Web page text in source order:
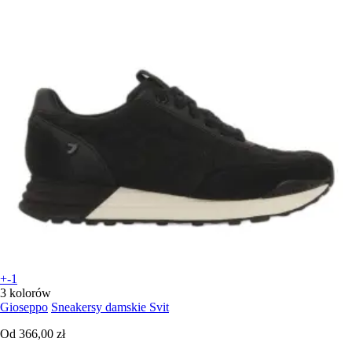
+-1
3 kolorów
Gioseppo Sneakersy damskie Svit
Od 366,00 zł